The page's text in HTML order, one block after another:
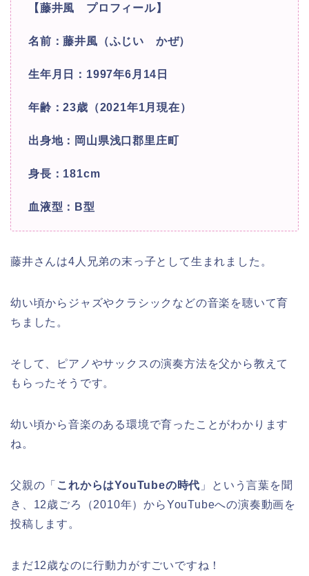
【藤井風 プロフィール】
名前：藤井風（ふじい かぜ）
生年月日：1997年6月14日
年齢：23歳（2021年1月現在）
出身地：岡山県浅口郡里庄町
身長：181cm
血液型：B型
藤井さんは4人兄弟の末っ子として生まれました。
幼い頃からジャズやクラシックなどの音楽を聴いて育
ちました。
そして、ピアノやサックスの演奏方法を父から教えて
もらったそうです。
幼い頃から音楽のある環境で育ったことがわかります
ね。
父親の「 これからはYouTubeの時代 」という言葉を聞
き、12歳ごろ（2010年）からYouTubeへの演奏動画を
投稿します。
まだ12歳なのに行動力がすごいですね！